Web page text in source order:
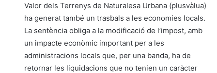
Valor dels Terrenys de Naturalesa Urbana (plusvàlua)
ha generat també un trasbals a les economies locals.
La sentència obliga a la modificació de l’impost, amb
un impacte econòmic important per a les
administracions locals que, per una banda, ha de
retornar les liquidacions que no tenien un caràcter